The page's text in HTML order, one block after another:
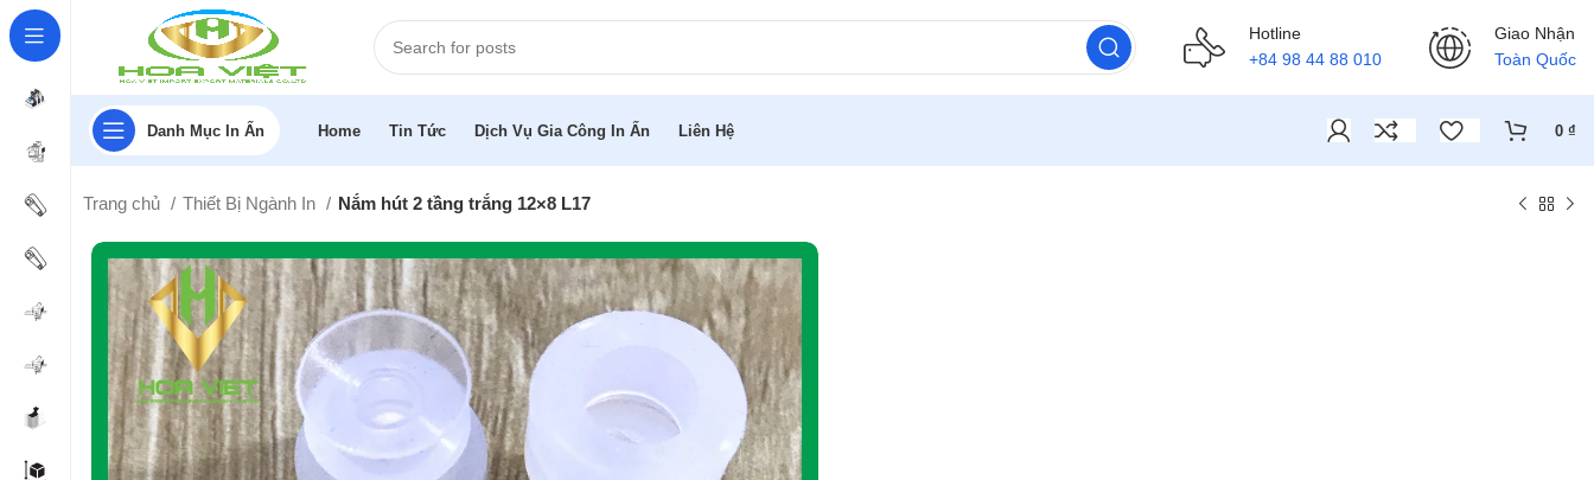
Hotline
+84 98 44 88 010
Giao Nhận
Toàn Quốc
Danh Mục In Ấn Home Tin Tức Dịch Vụ Gia Công In Ấn Liên Hệ 0 ₫
Trang chủ Thiết Bị Ngành In Nắm hút 2 tầng trắng 12×8 L17